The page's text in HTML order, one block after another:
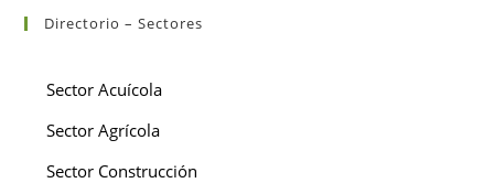
Directorio – Sectores
Sector Acuícola
Sector Agrícola
Sector Construcción